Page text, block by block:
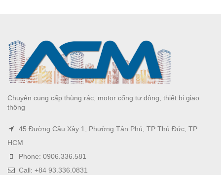
Chuyên cung cấp thùng rác, motor cổng tự động, thiết bị giao
thông
45 Đường Cầu Xây 1, Phường Tân Phú, TP Thủ Đức, TP
HCM
Phone: 0906.336.581
Call: +84 93.336.0831